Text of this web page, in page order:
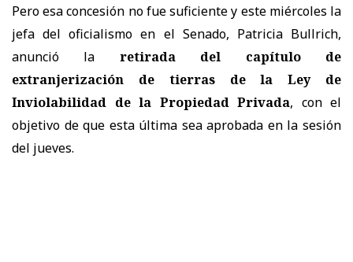
Pero esa concesión no fue suficiente y este miércoles la
jefa del oficialismo en el Senado, Patricia Bullrich,
anunció la retirada del capítulo de
extranjerización de tierras de la Ley de
Inviolabilidad de la Propiedad Privada, con el
objetivo de que esta última sea aprobada en la sesión
del jueves.